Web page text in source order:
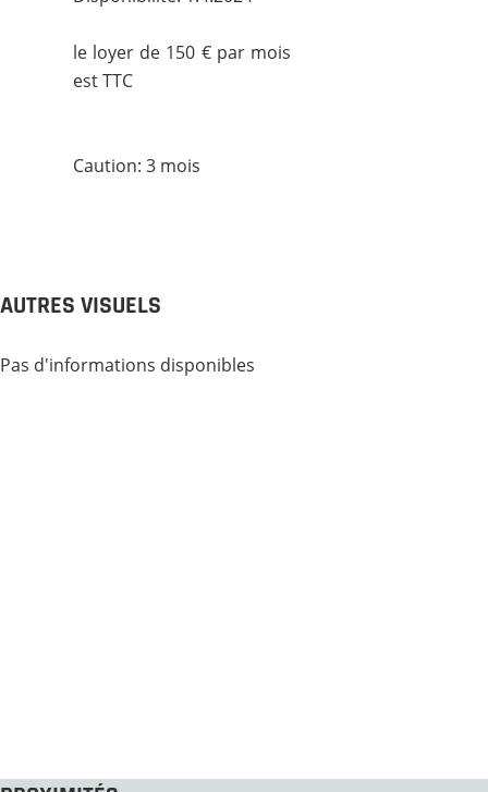
le loyer de 150 € par mois
est TTC
Caution: 3 mois
AUTRES VISUELS
Pas d'informations disponibles